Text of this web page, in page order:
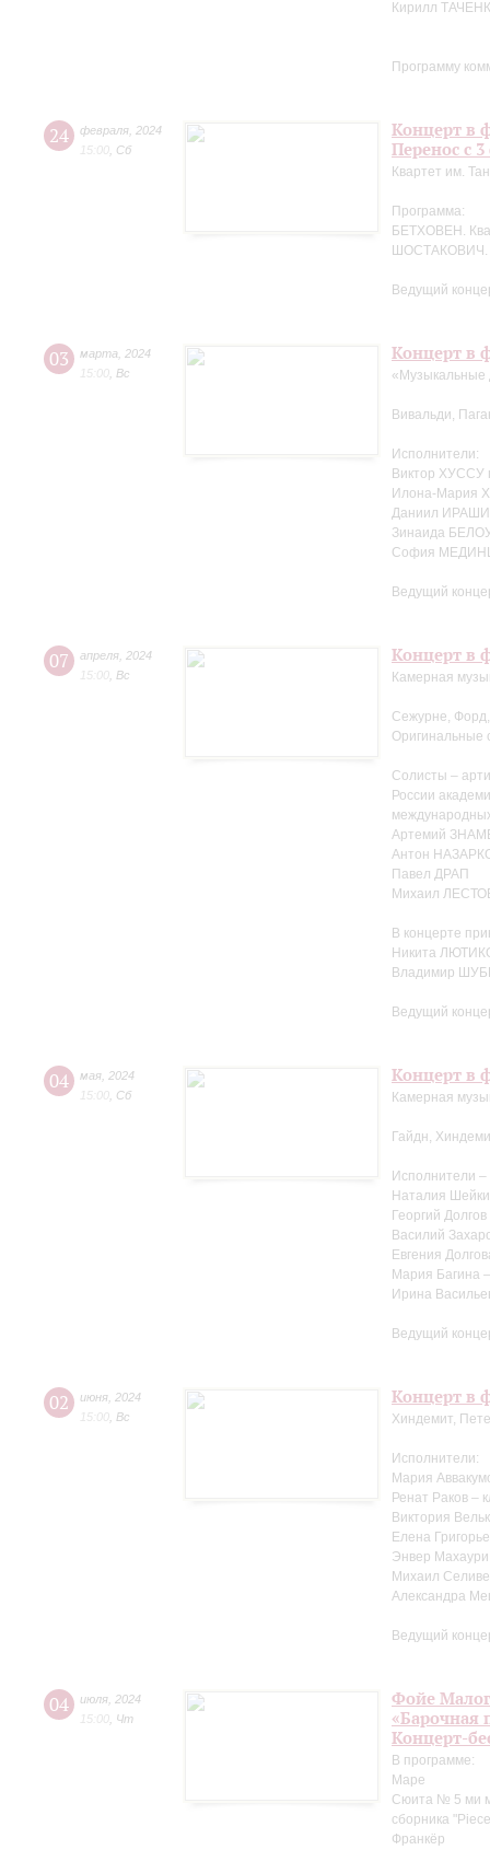
Кирилл
Программу
24 февраля 2024
15:00 Сб
Концерт в
Перенос с
Квартет им.
Программа:
БЕТХОВЕН.
ШОСТАКОВИЧ.
Ведущий
03 марта
2024
15:00 Вс
Концерт в
«Музыкальные
Вивальди,
Исполнители:
Виктор ХУССУ
Илона-Мария
Даниил
Зинаида
София
Ведущий
07 апреля 2024
15:00 Вс
Концерт в
Камерная
Сежурне,
Оригинальные
Солисты –
России
Артемий
Антон
Павел ДРАП
Михаил
В концерте
Никита
Владимир
Ведущий
04 мая 2024
15:00 Сб
Концерт в
Камерная
Гайдн,
Исполнители
Наталия
Георгий
Василий
Евгения
Мария Багина
Ирина
Ведущий
02 июня 2024
15:00 Вс
Концерт в
Хиндемит,
Исполнители:
Мария
Ренат Раков –
Виктория
Елена
Энвер Махаури
Михаил
Александра
Ведущий
04 июля 2024
15:00 Чт
Фойе
«Барочная
Концерт-
В программе:
Маре
Сюита № 5 ми
сборника
Франкёр